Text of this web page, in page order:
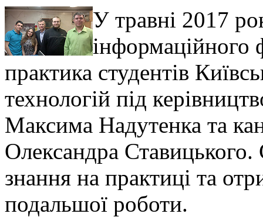
У травні 2017
практика студентів
технологій під
Максима Надутенка та
Олександра Ставицького.
знання на практиці та
подальшої роботи.